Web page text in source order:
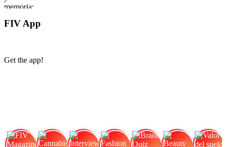
FIV App
Get the app!